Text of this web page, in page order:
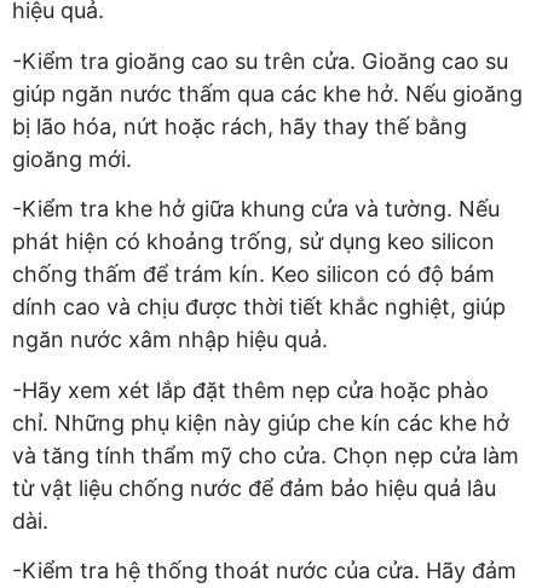
hiệu quả.
-Kiểm tra gioăng cao su trên cửa. Gioăng cao su
giúp ngăn nước thấm qua các khe hở. Nếu gioăng
bị lão hóa, nứt hoặc rách, hãy thay thế bằng
gioăng mới.
-Kiểm tra khe hở giữa khung cửa và tường. Nếu
phát hiện có khoảng trống, sử dụng keo silicon
chống thấm để trám kín. Keo silicon có độ bám
dính cao và chịu được thời tiết khắc nghiệt, giúp
ngăn nước xâm nhập hiệu quả.
-Hãy xem xét lắp đặt thêm nẹp cửa hoặc phào
chỉ. Những phụ kiện này giúp che kín các khe hở
và tăng tính thẩm mỹ cho cửa. Chọn nẹp cửa làm
từ vật liệu chống nước để đảm bảo hiệu quả lâu
dài.
-Kiểm tra hệ thống thoát nước của cửa. Hãy đảm